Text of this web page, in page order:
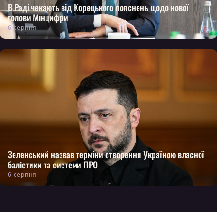
В Раді чекають від Корецького пояснень щодо нової
голови Мінцифри
6 серпня
Зеленський назвав терміни створення Україною власної
балістики та системи ПРО
6 серпня